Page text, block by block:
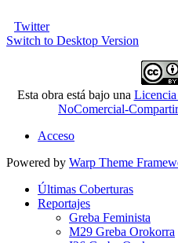
Twitter
Switch to Desktop Version
Esta obra está bajo una
NoComercial-
Acceso
Powered by Warp Theme
Últimas Coberturas
Reportajes
Greba Feminista
M29 Greba Orokorra